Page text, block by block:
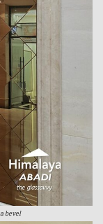
bevel